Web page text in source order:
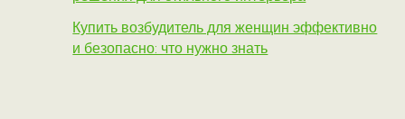
Купить возбудитель для женщин эффективно
и безопасно: что нужно знать